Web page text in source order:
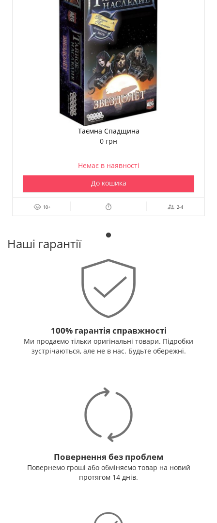
Таємна Спадщина
0 грн
Немає в наявності
До кошика
10+ 2-4
Наші гарантії
100% гарантія справжності
Ми продаємо тільки оригінальні товари. Підробки
зустрічаються, але не в нас. Будьте обережні.
Повернення без проблем
Повернемо гроші або обміняємо товар на новий
протягом 14 днів.